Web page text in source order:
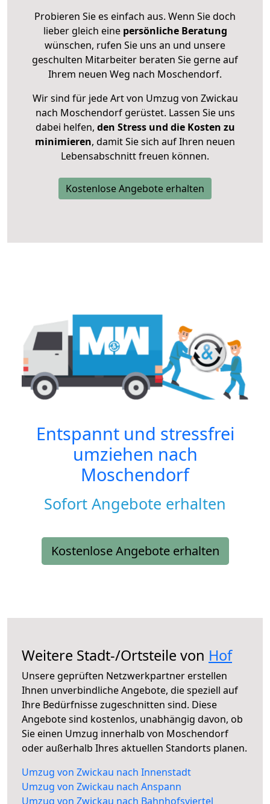
Probieren Sie es einfach aus. Wenn Sie doch
lieber gleich eine persönliche Beratung
wünschen, rufen Sie uns an und unsere
geschulten Mitarbeiter beraten Sie gerne auf
Ihrem neuen Weg nach Moschendorf.
Wir sind für jede Art von Umzug von Zwickau
nach Moschendorf gerüstet. Lassen Sie uns
dabei helfen, den Stress und die Kosten zu
minimieren, damit Sie sich auf Ihren neuen
Lebensabschnitt freuen können.
Kostenlose Angebote erhalten
Entspannt und stressfrei
umziehen nach
Moschendorf
Sofort Angebote erhalten
Kostenlose Angebote erhalten
Weitere Stadt-/Ortsteile von Hof
Unsere geprüften Netzwerkpartner erstellen
Ihnen unverbindliche Angebote, die speziell auf
Ihre Bedürfnisse zugeschnitten sind. Diese
Angebote sind kostenlos, unabhängig davon, ob
Sie einen Umzug innerhalb von Moschendorf
oder außerhalb Ihres aktuellen Standorts planen.
Umzug von Zwickau nach Innenstadt
Umzug von Zwickau nach Anspann
Umzug von Zwickau nach Bahnhofsviertel